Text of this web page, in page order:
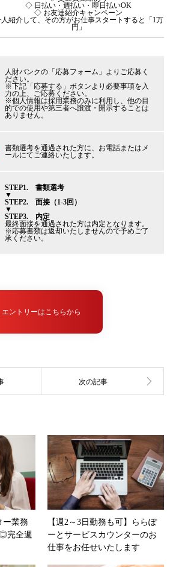
◇ 日払い・週払い・即日払いOK
◇ お友達紹介キャンペーン
紹介して、その方がお仕事スタートすると「1万
円」
人財バンクの「応募フォーム」よりご応募く
ださい。
※下記「応募する」ボタンより必要事項を入
力の上、ご応募ください。
※個人情報は採用業務のみに利用し、他の目
的での使用や第三者へ譲渡・開示することは
ありません。
書類選考を通過された方に、お電話またはメ
ールにてご連絡いたします。
STEP1. 書類選考
▼
STEP2. 面接（1-3回）
▼
STEP3. 内定
最終面接を通過された方は内定となります。
※応募書類は返却いたしませんので予めご了
承ください。
エントリーはこちらから
ー業務
◎完全週
【週2～3日勤務も可】ららぽ
ーとサービスカウンターのお
仕事をお任せいたします